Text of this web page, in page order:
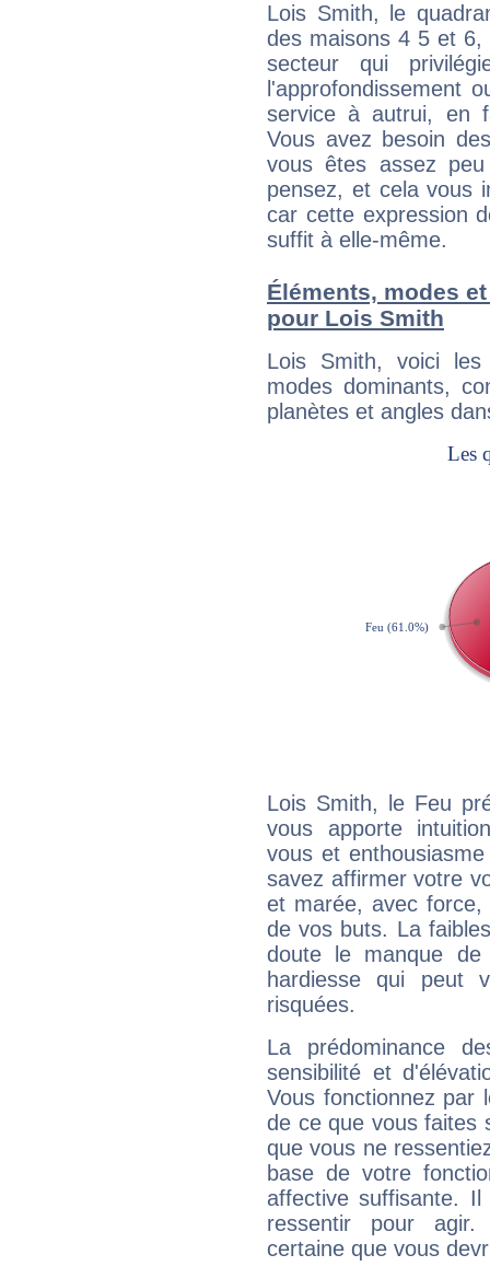
Lois Smith, le
des maisons 4 5 et
secteur qui
l'approfondissement
service à autrui, en
Vous avez besoin
vous êtes assez
pensez, et cela vous
car cette expression
suffit à elle-même.
Éléments, modes
pour Lois Smith
Lois Smith, voici
modes dominants,
planètes et angles
Lois Smith, le Feu
vous apporte
vous et
savez affirmer votre
et marée, avec
de vos buts. La
doute le manque
hardiesse qui peut
risquées.
La prédominance
sensibilité et
Vous fonctionnez
de ce que vous faites
que vous ne
base de votre
affective suffisante.
ressentir pour agir.
certaine que vous